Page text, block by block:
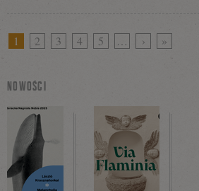
1 2 3 4 5 … › »
NOWOŚCI